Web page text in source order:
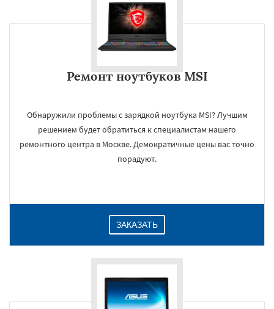
Ремонт ноутбуков MSI
Обнаружили проблемы с зарядкой ноутбука MSI? Лучшим
решением будет обратиться к специалистам нашего
ремонтного центра в Москве. Демократичные цены вас точно
порадуют.
ЗАКАЗАТЬ